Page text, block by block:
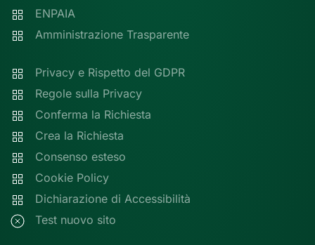
ENPAIA
Amministrazione Trasparente
Privacy e Rispetto del GDPR
Regole sulla Privacy
Conferma la Richiesta
Crea la Richiesta
Consenso esteso
Cookie Policy
Dichiarazione di Accessibilità
Test nuovo sito